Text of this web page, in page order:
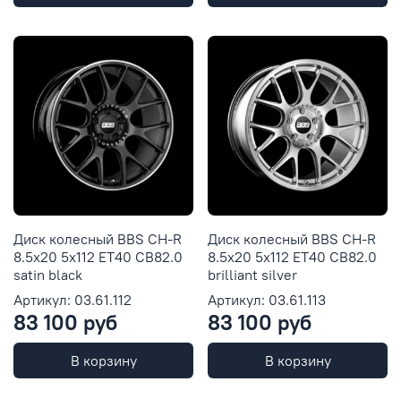
Диск колесный BBS CH-R
8.5x20 5x112 ET40 CB82.0
satin black
Артикул: 03.61.112
83 100 руб
В корзину
Диск колесный BBS CH-R
8.5x20 5x112 ET40 CB82.0
brilliant silver
Артикул: 03.61.113
83 100 руб
В корзину